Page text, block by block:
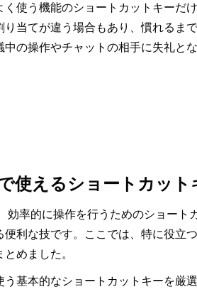
く使う機能のショートカットキーだ
り当てが違う場合もあり、慣れるま
中の操作やチャットの相手に失礼と
使えるショートカット
効率的に操作を行うためのショート
便利な技です。ここでは、特に役立
めました。
う基本的なショートカットキーを厳